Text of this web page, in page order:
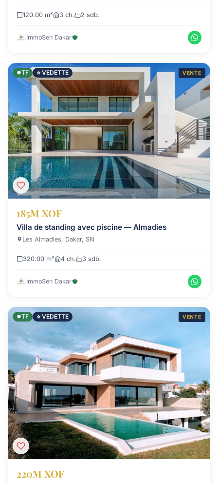
120.00 m² 3 ch. 2 sdb.
ImmoSen Dakar
TF ⭐ VEDETTE VENTE
185M XOF
Villa de standing avec piscine — Almadies
Les Almadies, Dakar, SN
320.00 m² 4 ch. 3 sdb.
ImmoSen Dakar
TF ⭐ VEDETTE VENTE
220M XOF